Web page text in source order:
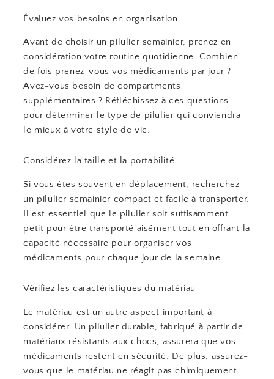
Évaluez vos besoins en organisation
Avant de choisir un pilulier semainier, prenez en
considération votre routine quotidienne. Combien
de fois prenez-vous vos médicaments par jour ?
Avez-vous besoin de compartments
supplémentaires ? Réfléchissez à ces questions
pour déterminer le type de pilulier qui conviendra
le mieux à votre style de vie.
Considérez la taille et la portabilité
Si vous êtes souvent en déplacement, recherchez
un pilulier semainier compact et facile à transporter.
Il est essentiel que le pilulier soit suffisamment
petit pour être transporté aisément tout en offrant la
capacité nécessaire pour organiser vos
médicaments pour chaque jour de la semaine.
Vérifiez les caractéristiques du matériau
Le matériau est un autre aspect important à
considérer. Un pilulier durable, fabriqué à partir de
matériaux résistants aux chocs, assurera que vos
médicaments restent en sécurité. De plus, assurez-
vous que le matériau ne réagit pas chimiquement